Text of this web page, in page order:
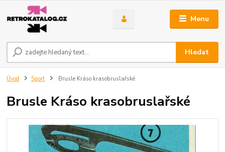
Menu
Hledat
Úvod Sport Brusle Kráso krasobruslařské
Brusle Kráso krasobruslařské